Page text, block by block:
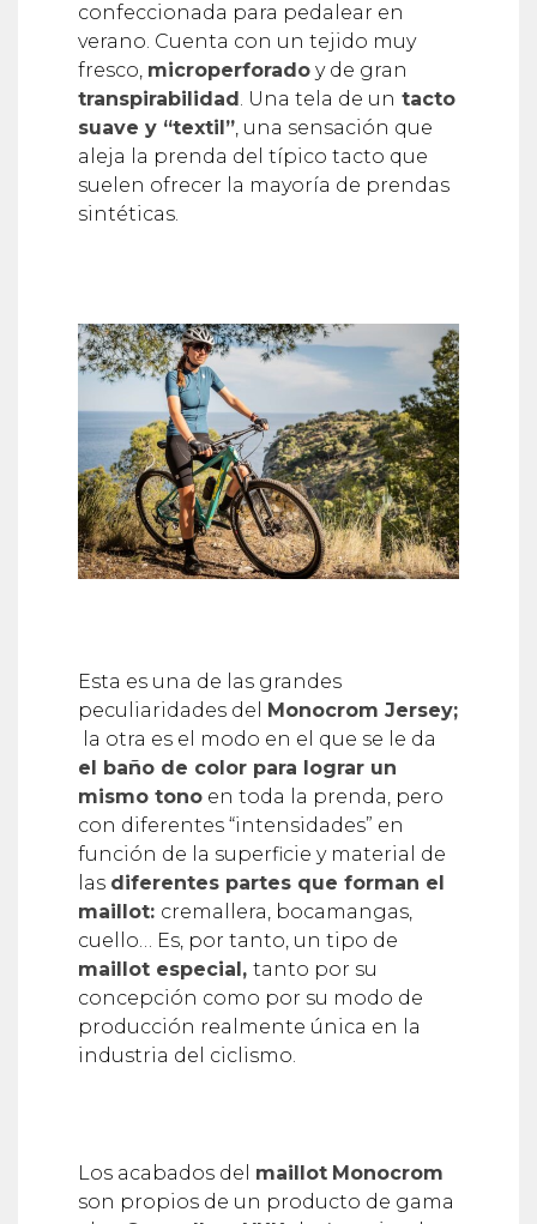
confeccionada para pedalear en
verano. Cuenta con un tejido muy
fresco, microperforado y de gran
transpirabilidad. Una tela de un tacto
suave y “textil”, una sensación que
aleja la prenda del típico tacto que
suelen ofrecer la mayoría de prendas
sintéticas.
Esta es una de las grandes
peculiaridades del Monocrom Jersey;
la otra es el modo en el que se le da
el baño de color para lograr un
mismo tono en toda la prenda, pero
con diferentes “intensidades” en
función de la superficie y material de
las diferentes partes que forman el
maillot: cremallera, bocamangas,
cuello… Es, por tanto, un tipo de
maillot especial, tanto por su
concepción como por su modo de
producción realmente única en la
industria del ciclismo.
Los acabados del maillot Monocrom
son propios de un producto de gama